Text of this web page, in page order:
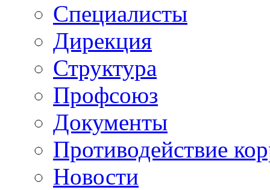
Специалисты
Дирекция
Структура
Профсоюз
Документы
Противодействие
Новости